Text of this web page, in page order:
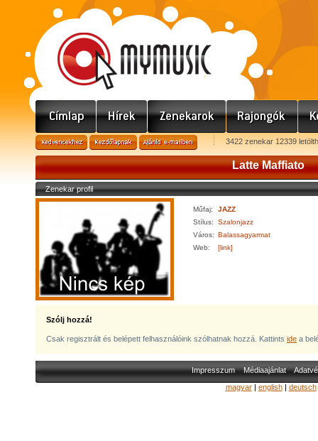
3422 zenekar 12339
Latte Maffiato
Zenekar profil
Műfaj:
JAZZ
Stílus:
Szalonjazz
Város: Balassagyarmat
Web:
[link]
Szólj hozzá!
Csak regisztrált és belépett felhasználóink szólhatnak hozzá. Kattints ide a
Impresszum Médiaajánlat
magyar| english| deutsch